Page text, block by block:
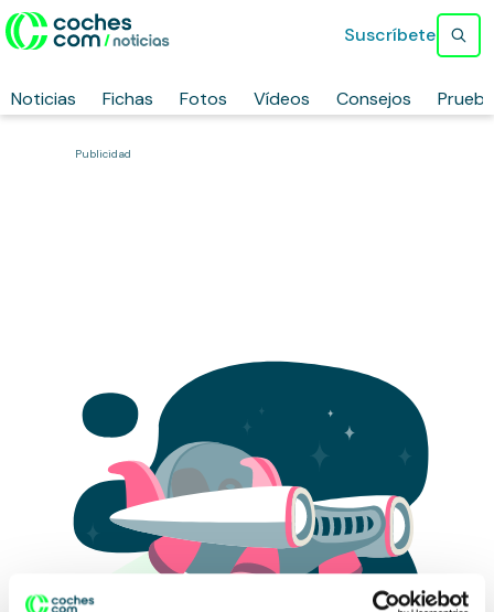
Noticias Fichas Fotos Vídeos Consejos
Suscríbete
Publicidad